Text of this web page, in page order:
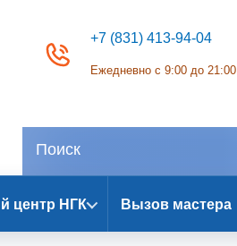
+7 (831) 413-94-04
Ежедневно с 9:00 до 21:00
центр НГК Вызов мастера